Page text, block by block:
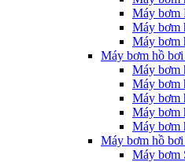
Máy bơm
Máy bơm
Máy bơm
Máy bơm hồ
Máy bơm
Máy bơm
Máy bơm
Máy bơm
Máy bơm
Máy bơm hồ bơi
Máy bơm